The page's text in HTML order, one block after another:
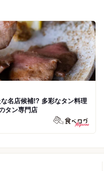
な名店候補!? 多彩なタン料理
タン専門店